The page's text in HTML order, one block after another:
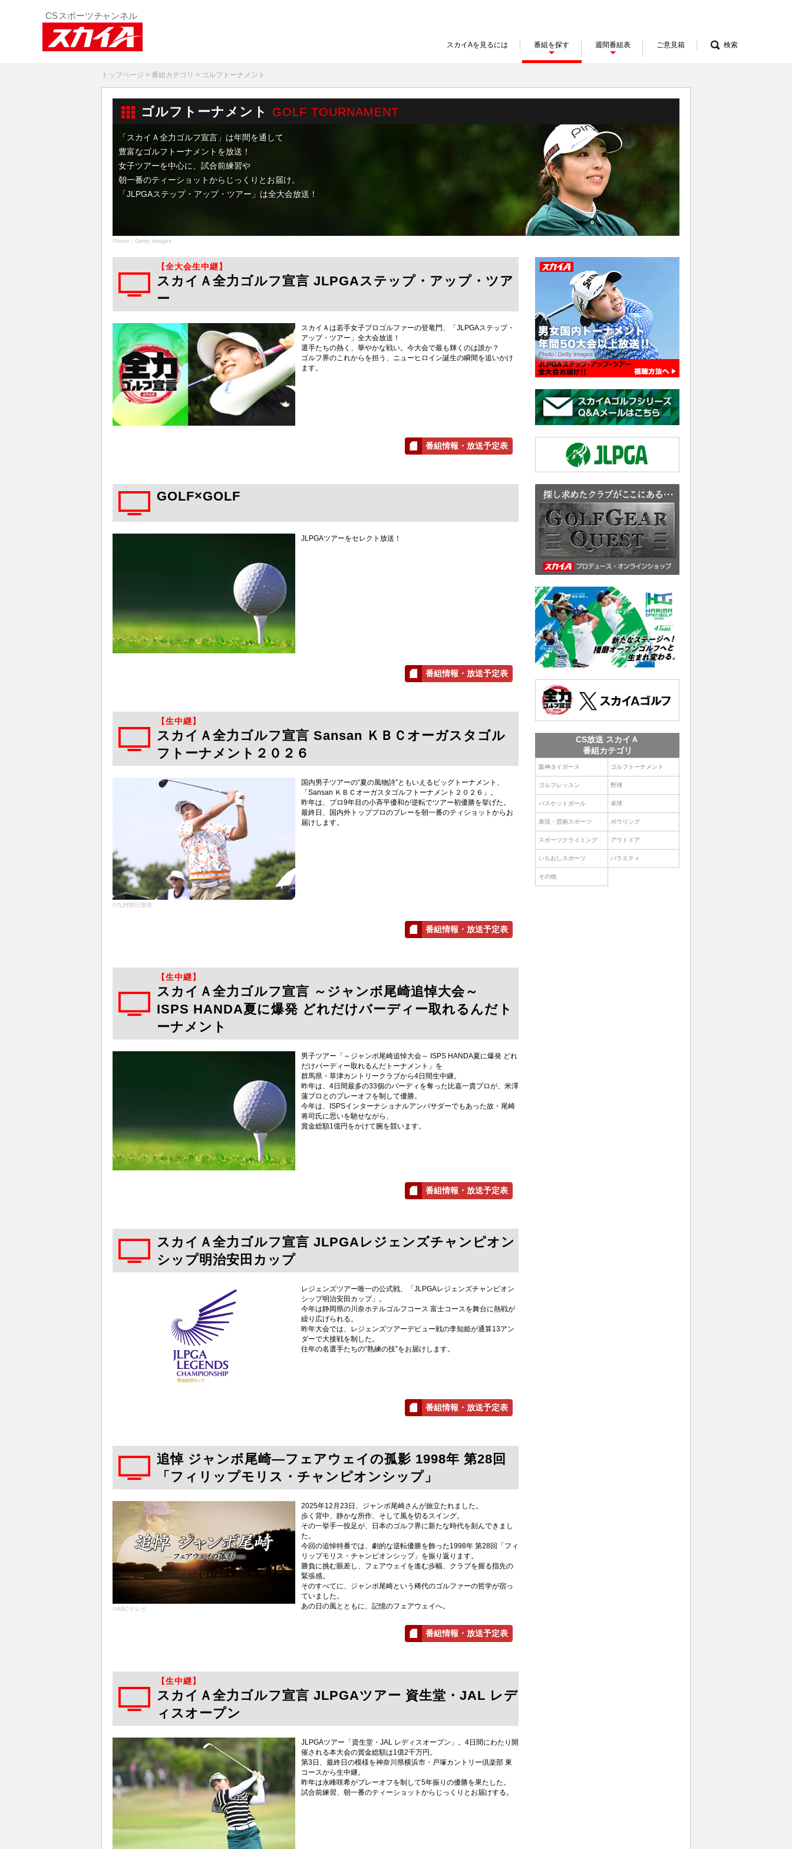
スカイAを見るには 番組を探す 週間番組表 ご意見箱 検索
トップページ > 番組カテゴリ > ゴルフトーナメント
ゴルフトーナメント GOLF TOURNAMENT
「スカイＡ全力ゴルフ宣言」は年間を通して
豊富なゴルフトーナメントを放送！
女子ツアーを中心に、試合前練習や
朝一番のティーショットからじっくりとお届け。
「JLPGAステップ・アップ・ツアー」は全大会放送！
Photo：Getty Images
【全大会生中継】
スカイＡ全力ゴルフ宣言 JLPGAステップ・アップ・ツア
ー
スカイＡは若手女子プロゴルファーの登竜門、「JLPGAステップ・
アップ・ツアー」全大会放送！
選手たちの熱く、華やかな戦い。今大会で最も輝くのは誰か？
ゴルフ界のこれからを担う、ニューヒロイン誕生の瞬間を追いかけ
ます。
番組情報・放送予定表
GOLF×GOLF
JLPGAツアーをセレクト放送！
番組情報・放送予定表
【生中継】
スカイＡ全力ゴルフ宣言 Sansan ＫＢＣオーガスタゴル
フトーナメント２０２６
©九州朝日放送
国内男子ツアーの“夏の風物詩”ともいえるビッグトーナメント、
「Sansan ＫＢＣオーガスタゴルフトーナメント２０２６」。
昨年は、プロ9年目の小斉平優和が逆転でツアー初優勝を挙げた。
最終日、国内外トッププロのプレーを朝一番のティショットからお
届けします。
番組情報・放送予定表
【生中継】
スカイＡ全力ゴルフ宣言 ～ジャンボ尾崎追悼大会～
ISPS HANDA夏に爆発 どれだけバーディー取れるんだト
ーナメント
男子ツアー「～ジャンボ尾崎追悼大会～ ISPS HANDA夏に爆発 どれ
だけバーディー取れるんだトーナメント」を
群馬県・草津カントリークラブから4日間生中継。
昨年は、4日間最多の33個のバーディを奪った比嘉一貴プロが、米澤
蓮プロとのプレーオフを制して優勝。
今年は、ISPSインターナショナルアンバサダーでもあった故・尾崎
将司氏に思いを馳せながら、
賞金総額1億円をかけて腕を競います。
番組情報・放送予定表
スカイＡ全力ゴルフ宣言 JLPGAレジェンズチャンピオン
シップ明治安田カップ
レジェンズツアー唯一の公式戦、「JLPGAレジェンズチャンピオン
シップ明治安田カップ」。
今年は静岡県の川奈ホテルゴルフコース 富士コースを舞台に熱戦が
繰り広げられる。
昨年大会では、レジェンズツアーデビュー戦の李知姫が通算13アン
ダーで大接戦を制した。
往年の名選手たちの“熟練の技”をお届けします。
番組情報・放送予定表
追悼 ジャンボ尾崎―フェアウェイの孤影 1998年 第28回
「フィリップモリス・チャンピオンシップ」
©ABCテレビ
2025年12月23日、ジャンボ尾崎さんが旅立たれました。
歩く背中、静かな所作、そして風を切るスイング。
その一挙手一投足が、日本のゴルフ界に新たな時代を刻んできまし
た。
今回の追悼特番では、劇的な逆転優勝を飾った1998年 第28回「フィ
リップモリス・チャンピオンシップ」を振り返ります。
勝負に挑む眼差し、フェアウェイを進む歩幅、クラブを握る指先の
緊張感。
そのすべてに、ジャンボ尾崎という稀代のゴルファーの哲学が宿っ
ていました。
あの日の風とともに、記憶のフェアウェイへ。
番組情報・放送予定表
【生中継】
スカイＡ全力ゴルフ宣言 JLPGAツアー 資生堂・JAL レデ
ィスオープン
JLPGAツアー「資生堂・JAL レディスオープン」。4日間にわたり開
催される本大会の賞金総額は1億2千万円。
第3日、最終日の模様を神奈川県横浜市・戸塚カントリー倶楽部 東
コースから生中継。
昨年は永峰咲希がプレーオフを制して5年振りの優勝を果たした。
試合前練習、朝一番のティーショットからじっくりとお届けする。
CS放送 スカイＡ
番組カテゴリ
阪神タイガース ゴルフトーナメント
ゴルフレッスン 野球
バスケットボール 卓球
表現・芸術スポーツ ボウリング
スポーツクライミング アウトドア
いちおしスポーツ バラエティ
その他